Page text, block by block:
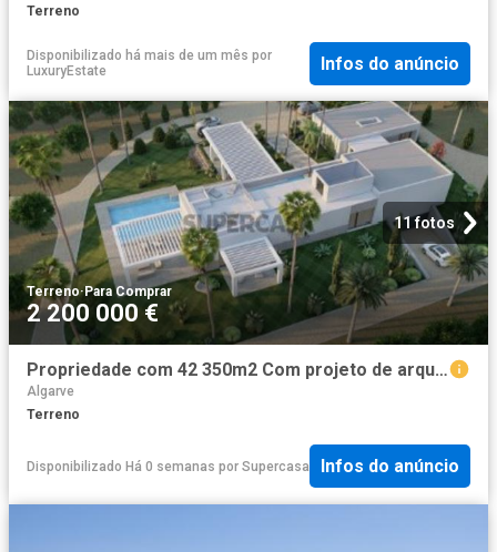
Terreno
Disponibilizado há mais de um mês por
LuxuryEstate
Infos do anúncio
11 fotos
Terreno·Para Comprar
2 200 000 €
Propriedade com 42 350m2 Com projeto de arquitetura aprovado
Algarve
Terreno
Disponibilizado Há 0 semanas por Supercasa Infos do anúncio